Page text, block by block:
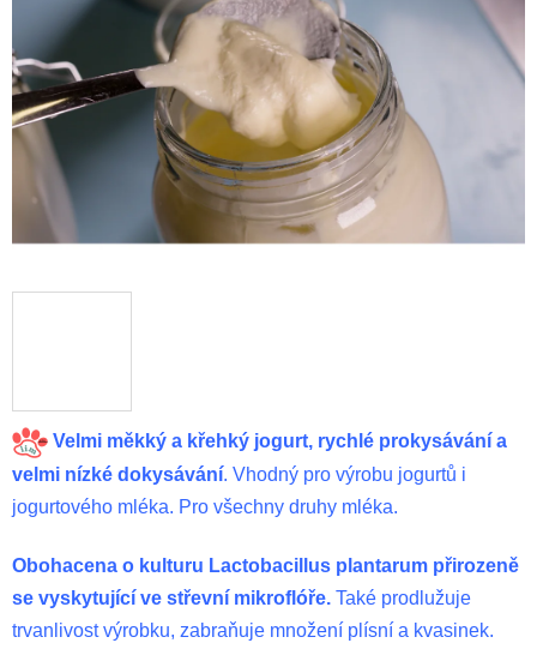
Velmi měkký a křehký jogurt, rychlé prokysávání a
velmi nízké dokysávání. Vhodný pro výrobu jogurtů i
jogurtového mléka. Pro všechny druhy mléka.
Obohacena o kulturu Lactobacillus plantarum přirozeně
se vyskytující ve střevní mikroflóře. Také prodlužuje
trvanlivost výrobku, zabraňuje množení plísní a kvasinek.